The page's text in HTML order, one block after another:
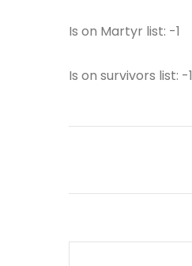
Is on Martyr list: -1
Is on survivors list: -1